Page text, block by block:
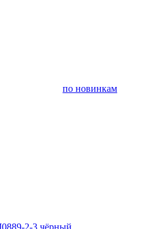
по новинкам
2-3 чёрный